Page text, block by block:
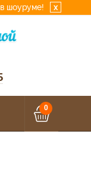
шоуруме! x
0